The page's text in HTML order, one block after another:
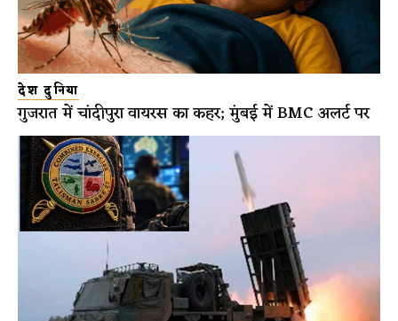
देश दुनिया
गुजरात में चांदीपुरा वायरस का कहर; मुंबई में BMC अलर्ट पर